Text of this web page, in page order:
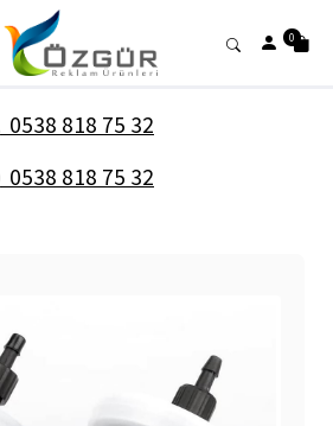
0
0538 818 75 32
0538 818 75 32